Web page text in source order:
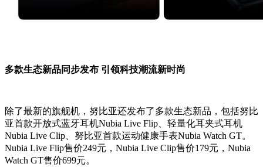
多款生态新品同步发布 引领科技潮流新时尚
除了最新的旗舰机，努比亚还发布了多款生态新品，包括努比
亚首款开放式蓝牙耳机Nubia Live Flip、轻量化耳夹式耳机
Nubia Live Clip、努比亚首款运动健康手表Nubia Watch GT。
Nubia Live Flip售价249元，Nubia Live Clip售价179元，Nubia
Watch GT售价699元。